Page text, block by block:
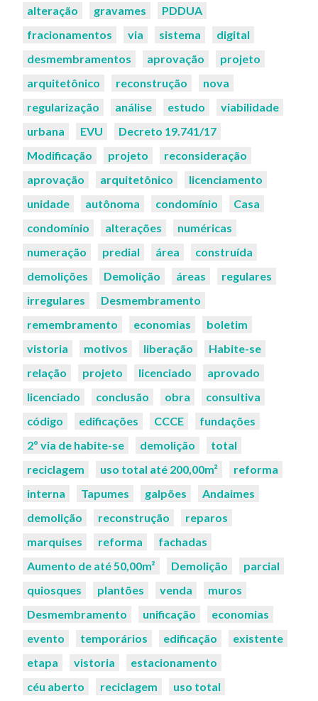
alteração
gravames
PDDUA
fracionamentos
via sistema
digital
desmembramentos
aprovação
projeto
arquitetônico
reconstrução
nova
regularização
análise estudo
viabilidade
urbana
EVU
Decreto 19.741/17
Modificação
projeto
reconsideração
aprovação
arquitetônico
licenciamento
unidade
autônoma condomínio
Casa
condomínio
alterações
numéricas
numeração
predial área
construída
demolições
Demolição áreas
regulares
irregulares
Desmembramento
remembramento
economias
boletim
vistoria
motivos liberação
Habite-se
relação
projeto licenciado
aprovado
licenciado
conclusão obra
consultiva
código
edificações CCCE
fundações
2º via de habite-se
demolição
total
reciclagem
uso total até 200,00m²
reforma
interna
Tapumes galpões
Andaimes
demolição
reconstrução
reparos
marquises
reforma
fachadas
Aumento de até 50,00m²
Demolição
parcial
quiosques
plantões venda
muros
Desmembramento
unificação
economias
evento
temporários edificação
existente
etapa
vistoria
estacionamento
céu aberto
reciclagem
uso total